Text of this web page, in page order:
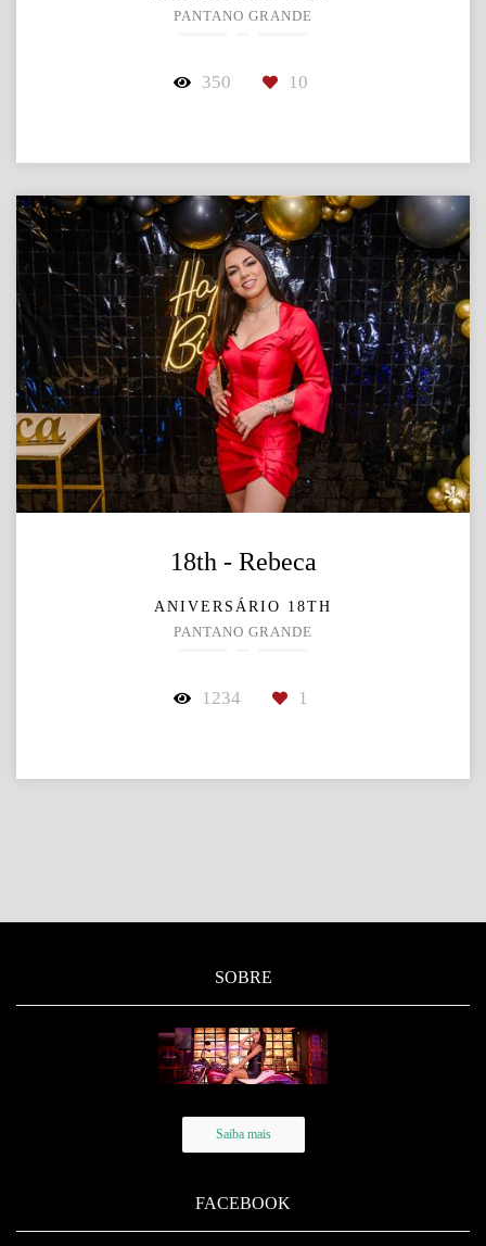
PANTANO GRANDE
350 10
18th - Rebeca
ANIVERSÁRIO 18TH
PANTANO GRANDE
1234 1
SOBRE
Saiba mais
FACEBOOK